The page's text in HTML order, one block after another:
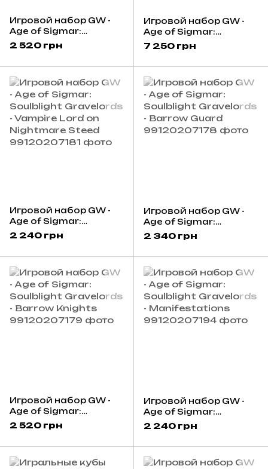
Игровой набор GW -
Age of Sigmar:
Soulblight Gravelords -
Deathrattle Skeletons
2 520 грн
Игровой набор GW -
Age of Sigmar:
Soulblight Gravelords -
Prince Vhordrai
7 250 грн
Игровой набор GW -
Age of Sigmar:
Soulblight Gravelords -
Vampire Lord on
2 240 грн
Игровой набор GW -
Age of Sigmar:
Soulblight Gravelords -
Barrow Guard
2 340 грн
Игровой набор GW -
Age of Sigmar:
Soulblight Gravelords -
Barrow Knights
2 520 грн
Игровой набор GW -
Age of Sigmar:
Soulblight Gravelords -
Manifestations
2 240 грн